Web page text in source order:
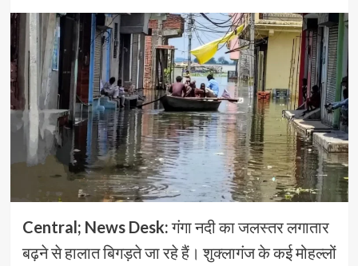
Central; News Desk:गंगा नदी का जलस्तर लगातार
बढ़ने से हालात बिगड़ते जा रहे हैं। शुक्लागंज के कई मोहल्लों